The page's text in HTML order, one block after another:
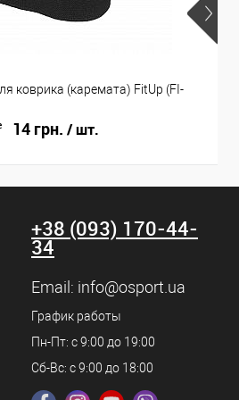
коврика (каремата) FitUp (FI-
14 грн. / шт.
+38 (093) 170-44-
34
Email: info@osport.ua
График работы
Пн-Пт: с 9:00 до 19:00
Сб-Вс: с 9:00 до 18:00